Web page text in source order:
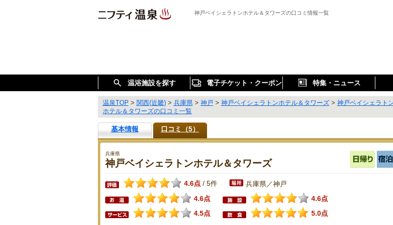
神戸ベイシェラトンホテル＆タワーズの口コミ情報一覧
温浴施設を探す 電子チケット・クーポン 特集・ニュース
温泉TOP > 関西(近畿)> 兵庫県> 神戸 > 神戸ベイシェラトンホテル＆タワーズ> 神戸ベイシェラト
ホテル＆タワーズの口コミ一覧
基本情報 口コミ（5）
兵庫県
神戸ベイシェラトンホテル＆タワーズ
4.6点 / 5件 兵庫県／神戸
4.6点
4.6点
4.5点
5.0点